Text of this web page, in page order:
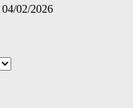
04/02/2026